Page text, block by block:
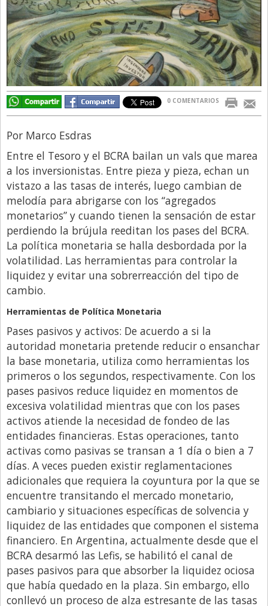
Directivos
Ecología y Ambiente
Economía
El Experto
El Innovador
El Precio Que Yo Ví
Entrevista
Entrevista Exclusiva
Finanzas
Gastronomia
Internacionales
La Opinión del Director
Legales
Libro de Quejas
Medios
Millonarios
Minuto Lanzamiento
Negocios
Opinion
País
Política
Publicidad y Marketing
Real Estate y Propiedades
Responsabilidad Social
Salidas
Santa Fe
Show Business
Sociedad
Tecnología
0 COMENTARIOS
Por Marco Esdras
Entre el Tesoro y el BCRA bailan un vals que marea
a los inversionistas. Entre pieza y pieza, echan un
vistazo a las tasas de interés, luego cambian de
melodía para abrigarse con los “agregados
monetarios” y cuando tienen la sensación de estar
perdiendo la brújula reeditan los pases del BCRA.
La política monetaria se halla desbordada por la
volatilidad. Las herramientas para controlar la
liquidez y evitar una sobrerreacción del tipo de
cambio.
Herramientas de Política Monetaria
Pases pasivos y activos: De acuerdo a si la
autoridad monetaria pretende reducir o ensanchar
la base monetaria, utiliza como herramientas los
primeros o los segundos, respectivamente. Con los
pases pasivos reduce liquidez en momentos de
excesiva volatilidad mientras que con los pases
activos atiende la necesidad de fondeo de las
entidades financieras. Estas operaciones, tanto
activas como pasivas se transan a 1 día o bien a 7
días. A veces pueden existir reglamentaciones
adicionales que requiera la coyuntura por la que se
encuentre transitando el mercado monetario,
cambiario y situaciones específicas de solvencia y
liquidez de las entidades que componen el sistema
financiero. En Argentina, actualmente desde que el
BCRA desarmó las Lefis, se habilitó el canal de
pases pasivos para que absorber la liquidez ociosa
que había quedado en la plaza. Sin embargo, ello
conllevó un proceso de alza estresante de las tasas